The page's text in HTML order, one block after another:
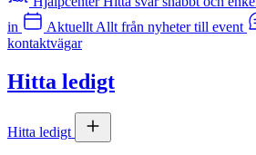
in
Aktuellt Allt från nyheter till event
kontaktvägar
Hitta ledigt
Hitta ledigt